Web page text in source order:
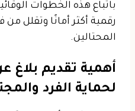
باتباع هذه الخطوات
رقمية أكثر أمانًا وتقلل
المحتالين.
أهمية تقديم بلاغ
لحماية الفرد